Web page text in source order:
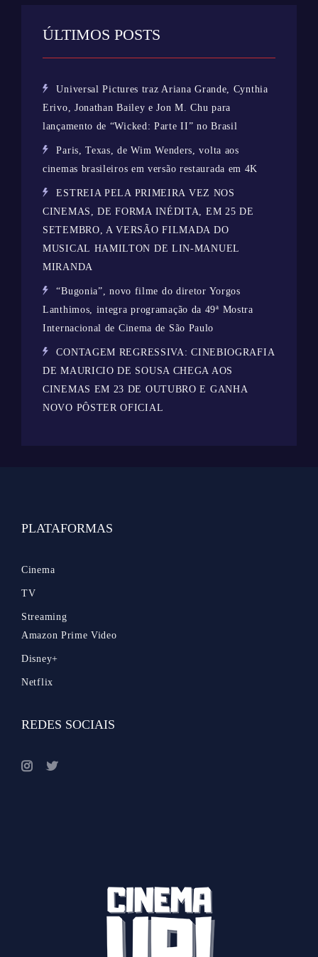
ÚLTIMOS POSTS
Universal Pictures traz Ariana Grande, Cynthia
Erivo, Jonathan Bailey e Jon M. Chu para
lançamento de “Wicked: Parte II” no Brasil
Paris, Texas, de Wim Wenders, volta aos
cinemas brasileiros em versão restaurada em 4K
ESTREIA PELA PRIMEIRA VEZ NOS
CINEMAS, DE FORMA INÉDITA, EM 25 DE
SETEMBRO, A VERSÃO FILMADA DO
MUSICAL HAMILTON DE LIN-MANUEL
MIRANDA
“Bugonia”, novo filme do diretor Yorgos
Lanthimos, integra programação da 49ª Mostra
Internacional de Cinema de São Paulo
CONTAGEM REGRESSIVA: CINEBIOGRAFIA
DE MAURICIO DE SOUSA CHEGA AOS
CINEMAS EM 23 DE OUTUBRO E GANHA
NOVO PÔSTER OFICIAL
PLATAFORMAS
Cinema
TV
Streaming
Amazon Prime Video
Disney+
Netflix
REDES SOCIAIS